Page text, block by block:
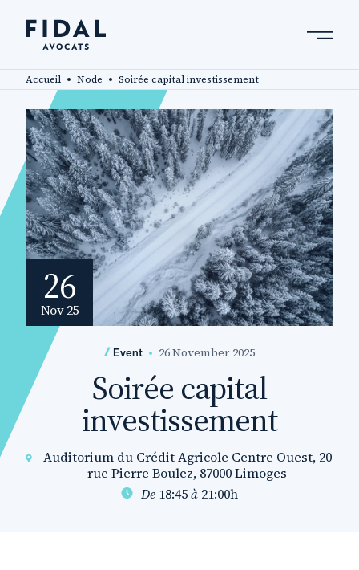
content
Accueil Node Soirée capital investissement
26
Nov 25
Event 26 November 2025
Soirée capital
investissement
Auditorium du Crédit Agricole Centre Ouest, 20
rue Pierre Boulez, 87000 Limoges
De 18:45à 21:00h